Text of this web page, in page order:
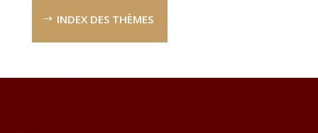
INDEX DES THÈMES